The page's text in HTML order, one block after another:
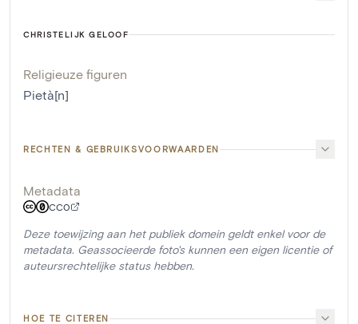
CHRISTELIJK GELOOF
Religieuze figuren
Pietà[n]
RECHTEN & GEBRUIKSVOORWAARDEN
Metadata
CC0
Deze toewijzing aan het publiek domein geldt enkel voor de
metadata. Geassocieerde foto's kunnen een eigen licentie of
auteursrechtelijke status hebben.
HOE TE CITEREN